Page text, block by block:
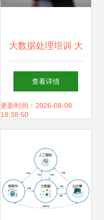
大数据处理培训 大
数据处理流程什么
样
查看详情
更新时间：2026-08-08
18:38:50